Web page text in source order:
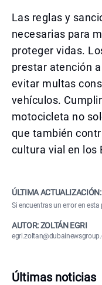
Las reglas y
necesarias para
proteger vidas.
prestar atención
evitar multas
vehículos.
motocicleta no
que también
cultura vial en los
ÚLTIMA
Si encuentras un error en
AUTOR: ZOLTÁN EGRI
Últimas noticias